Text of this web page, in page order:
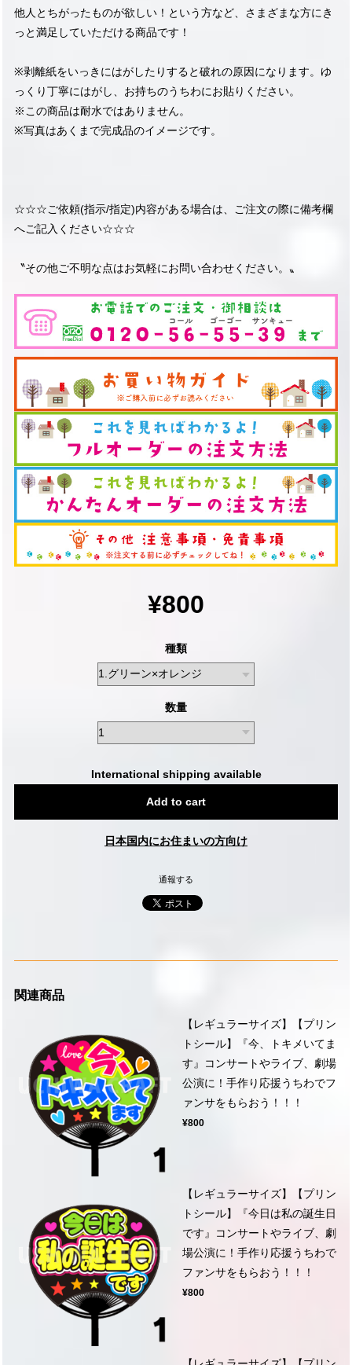
他人とちがったものが欲しい！という方など、さまざまな方にき
っと満足していただける商品です！
※剥離紙をいっきにはがしたりすると破れの原因になります。ゆ
っくり丁寧にはがし、お持ちのうちわにお貼りください。
※この商品は耐水ではありません。
※写真はあくまで完成品のイメージです。
☆☆☆ご依頼(指示/指定)内容がある場合は、ご注文の際に備考欄
へご記入ください☆☆☆
〝その他ご不明な点はお気軽にお問い合わせください。〟
¥800
種類
数量
International shipping available
Add to cart
日本国内にお住まいの方向け
通報する
関連商品
【レギュラーサイズ】【プリン
トシール】『今、トキメいてま
す』コンサートやライブ、劇場
公演に！手作り応援うちわでフ
ァンサをもらおう！！！
¥800
【レギュラーサイズ】【プリン
トシール】『今日は私の誕生日
です』コンサートやライブ、劇
場公演に！手作り応援うちわで
ファンサをもらおう！！！
¥800